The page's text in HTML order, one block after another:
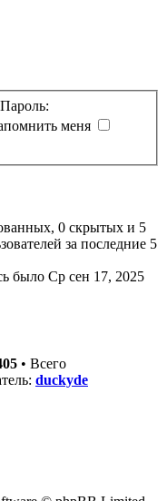
Пароль:
меня
0 скрытых и 5
за последние 5
было Ср сен 17, 2025
• Всего
duckyde